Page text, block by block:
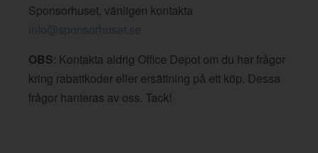
Sponsorhuset, vänligen kontakta
info@sponsorhuset.se
OBS: Kontakta aldrig Office Depot om du har frågor
kring rabattkoder eller ersättning på ett köp. Dessa
frågor hanteras av oss. Tack!